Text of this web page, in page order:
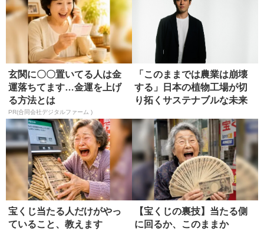
玄関に〇〇置いてる人は金
運落ちてます…金運を上げ
る方法とは
PR(合同会社デジタルファーム )
「このままでは農業は崩壊
する」日本の植物工場が切
り拓くサステナブルな未来
宝くじ当たる人だけがやっ
ていること、教えます
【宝くじの裏技】当たる側
に回るか、このままか